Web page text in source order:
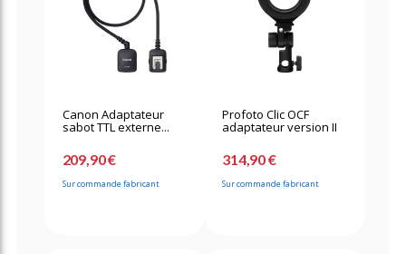
Canon Adaptateur
sabot TTL externe...
209,90 €
Sur commande fabricant
Profoto Clic OCF
adaptateur version II
314,90 €
Sur commande fabricant